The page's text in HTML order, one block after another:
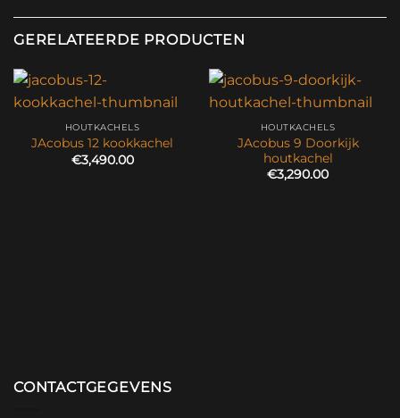
GERELATEERDE PRODUCTEN
HOUTKACHELS
JAcobus 12 kookkachel
€3,490.00
HOUTKACHELS
JAcobus 9 Doorkijk
houtkachel
€3,290.00
CONTACTGEGEVENS